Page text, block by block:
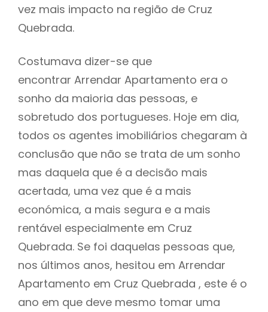
vez mais impacto na região de Cruz
Quebrada.
Costumava dizer-se que
encontrar Arrendar Apartamento era o
sonho da maioria das pessoas, e
sobretudo dos portugueses. Hoje em dia,
todos os agentes imobiliários chegaram à
conclusão que não se trata de um sonho
mas daquela que é a decisão mais
acertada, uma vez que é a mais
económica, a mais segura e a mais
rentável especialmente em Cruz
Quebrada. Se foi daquelas pessoas que,
nos últimos anos, hesitou em Arrendar
Apartamento em Cruz Quebrada , este é o
ano em que deve mesmo tomar uma